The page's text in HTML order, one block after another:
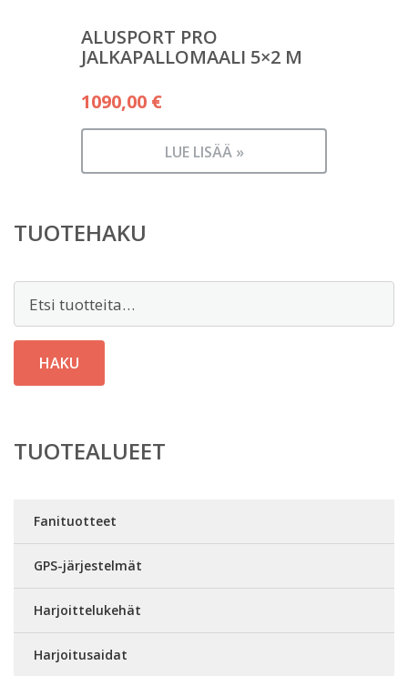
ALUSPORT PRO
JALKAPALLOMAALI 5×2 M
1090,00 €
LUE LISÄÄ »
TUOTEHAKU
HAKU
TUOTEALUEET
Fanituotteet
GPS-järjestelmät
Harjoittelukehät
Harjoitusaidat